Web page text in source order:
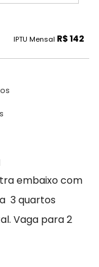
IPTU Mensal R$ 142
embaixo com
3 quartos
Vaga para 2